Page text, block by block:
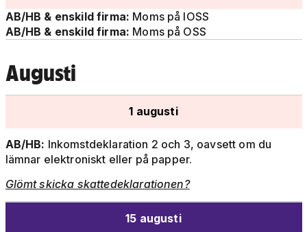
AB/HB & enskild firma: Moms på IOSS
AB/HB & enskild firma: Moms på OSS
Augusti
1 augusti
AB/HB: Inkomstdeklaration 2 och 3, oavsett om du
lämnar elektroniskt eller på papper.
Glömt skicka skattedeklarationen?
15 augusti